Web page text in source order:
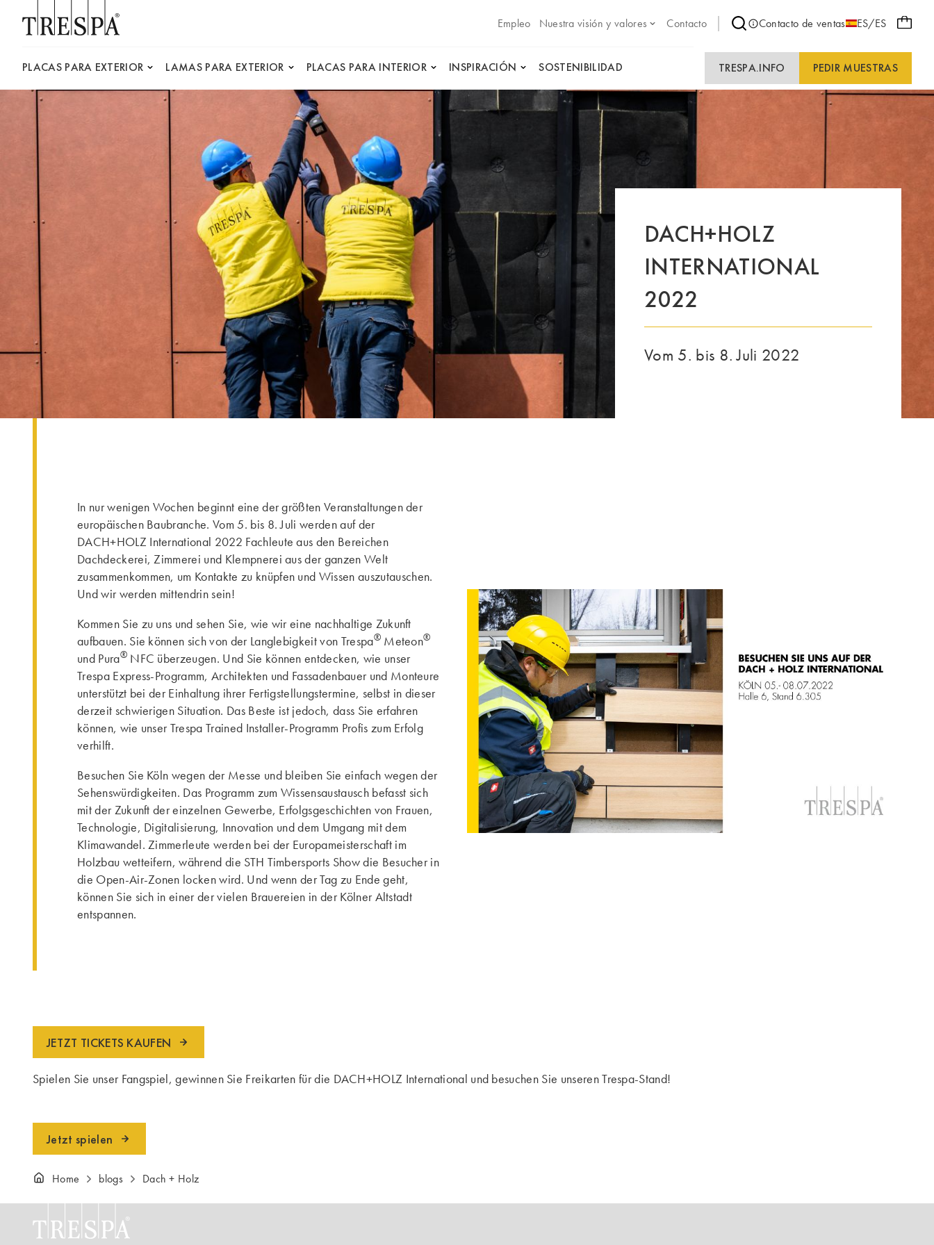
Empleo
Nuestra visión y valores Contacto Contacto de ventas ES/ES
PLACAS PARA EXTERIOR LAMAS PARA EXTERIOR PLACAS PARA INTERIOR INSPIRACIÓN SOSTENIBILIDAD TRESPA.INFO PEDIR MUESTRAS
DACH+HOLZ
INTERNATIONAL
2022
Vom 5. bis 8. Juli 2022
In nur wenigen Wochen beginnt eine der größten Veranstaltungen der
europäischen Baubranche. Vom 5. bis 8. Juli werden auf der
DACH+HOLZ International 2022 Fachleute aus den Bereichen
Dachdeckerei, Zimmerei und Klempnerei aus der ganzen Welt
zusammenkommen, um Kontakte zu knüpfen und Wissen auszutauschen.
Und wir werden mittendrin sein!
Kommen Sie zu uns und sehen Sie, wie wir eine nachhaltige Zukunft
aufbauen. Sie können sich von der Langlebigkeit von Trespa®Meteon®
und Pura®NFC überzeugen. Und Sie können entdecken, wie unser
Trespa Express-Programm, Architekten und Fassadenbauer und Monteure
unterstützt bei der Einhaltung ihrer Fertigstellungstermine, selbst in dieser
derzeit schwierigen Situation. Das Beste ist jedoch, dass Sie erfahren
können, wie unser Trespa Trained Installer-Programm Profis zum Erfolg
verhilft.
Besuchen Sie Köln wegen der Messe und bleiben Sie einfach wegen der
Sehenswürdigkeiten. Das Programm zum Wissensaustausch befasst sich
mit der Zukunft der einzelnen Gewerbe, Erfolgsgeschichten von Frauen,
Technologie, Digitalisierung, Innovation und dem Umgang mit dem
Klimawandel. Zimmerleute werden bei der Europameisterschaft im
Holzbau wetteifern, während die STH Timbersports Show die Besucher in
die Open-Air-Zonen locken wird. Und wenn der Tag zu Ende geht,
können Sie sich in einer der vielen Brauereien in der Kölner Altstadt
entspannen.
JETZT TICKETS KAUFEN
Spielen Sie unser Fangspiel, gewinnen Sie Freikarten für die DACH+HOLZ International und besuchen Sie unseren Trespa-Stand!
Jetzt spielen
Home blogs Dach + Holz